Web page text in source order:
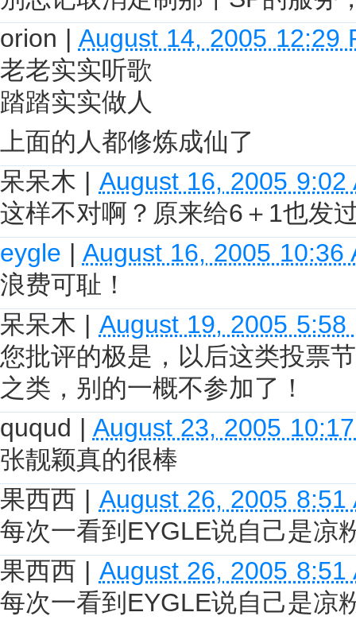
orion | August 14, 2005 12:29
老老实实听歌
踏踏实实做人
上面的人都修炼成仙了
呆呆木 | August 16, 2005 9:02
这样不对啊？原来给6＋1也发
eygle | August 16, 2005 10:36
浪费可耻！
呆呆木 | August 19, 2005 5:58
您批评的极是，以后这类投票
之类，别的一概不参加了！
ququd | August 23, 2005
张靓颖真的很棒
果西西 | August 26, 2005 8:51
每次一看到EYGLE说自己是凉
果西西 | August 26, 2005 8:51
每次一看到EYGLE说自己是凉